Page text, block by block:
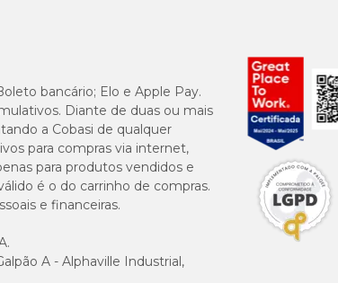
bancário; Elo e Apple Pay.
Diante de duas ou mais
a Cobasi de qualquer
para compras via internet,
para produtos vendidos e
é o do carrinho de compras.
e financeiras.
A - Alphaville Industrial,